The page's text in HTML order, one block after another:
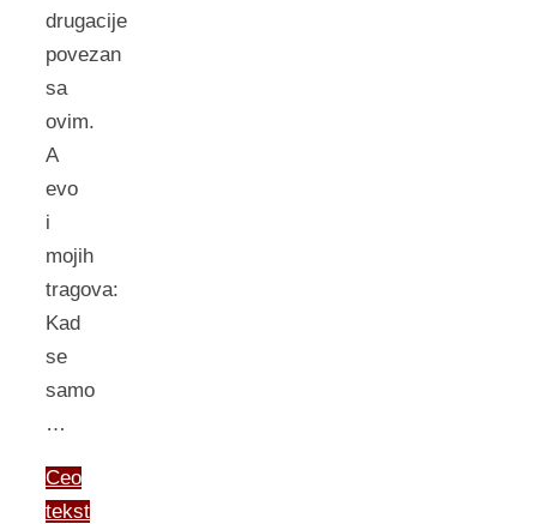
drugacije
povezan
sa
ovim.
A
evo
i
mojih
tragova:
Kad
se
samo
…
Ceo
tekst